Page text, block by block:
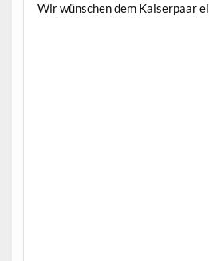
Wir wünschen dem Kaiserpaar